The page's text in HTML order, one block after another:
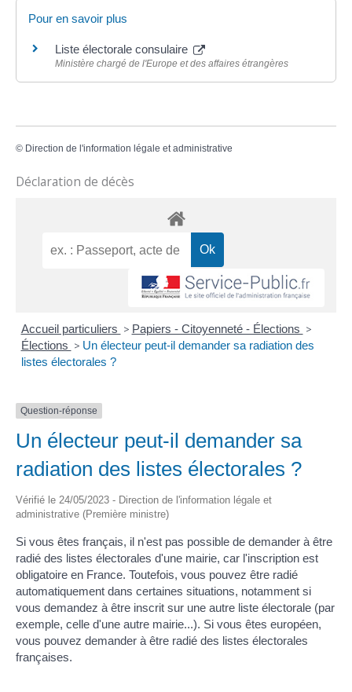
Pour en savoir plus
Liste électorale consulaire
Ministère chargé de l'Europe et des affaires étrangères
© Direction de l'information légale et administrative
Déclaration de décès
Accueil particuliers > Papiers - Citoyenneté - Élections >
Élections > Un électeur peut-il demander sa radiation des
listes électorales ?
Question-réponse
Un électeur peut-il demander sa
radiation des listes électorales ?
Vérifié le 24/05/2023 - Direction de l'information légale et
administrative (Première ministre)
Si vous êtes français, il n'est pas possible de demander à être
radié des listes électorales d'une mairie, car l'inscription est
obligatoire en France. Toutefois, vous pouvez être radié
automatiquement dans certaines situations, notamment si
vous demandez à être inscrit sur une autre liste électorale (par
exemple, celle d'une autre mairie...). Si vous êtes européen,
vous pouvez demander à être radié des listes électorales
françaises.